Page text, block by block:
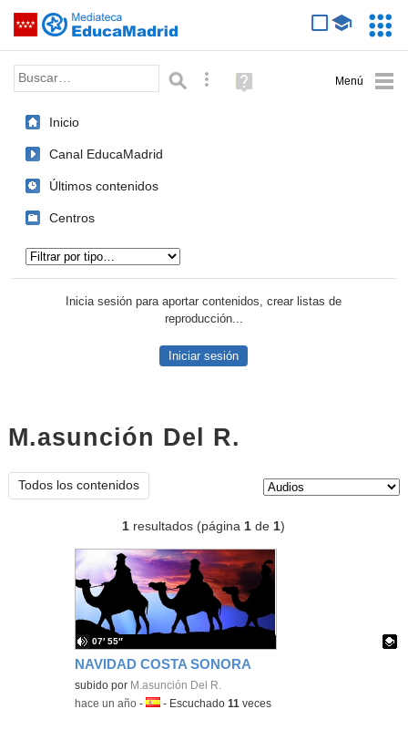
Saltar navegación
Palabra o frase: Búsqueda avanzada
Ayuda
(en
Inicio
Canal EducaMadrid
Últimos contenidos
Centros
Inicia sesión para aportar contenidos, crear listas de
reproducción...
Iniciar sesión
M.asunción Del R.
Todos los contenidos
1 resultados (página1 de1)
NAVIDAD COSTA SONORA
Contenido educativo.
subido por M.asunción Del R.
07′ 55″
-hace un año -Idioma:
- Escuchado11 veces